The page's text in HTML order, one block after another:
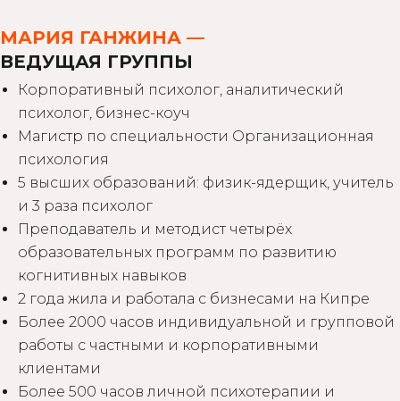
МАРИЯ ГАНЖИНА —
ВЕДУЩАЯ ГРУППЫ
Корпоративный психолог, аналитический
психолог, бизнес-коуч
Магистр по специальности Организационная
психология
5 высших образований: физик-ядерщик, учитель
и 3 раза психолог
Преподаватель и методист четырёх
образовательных программ по развитию
когнитивных навыков
2 года жила и работала с бизнесами на Кипре
Более 2000 часов индивидуальной и групповой
работы с частными и корпоративными
клиентами
Более 500 часов личной психотерапии и